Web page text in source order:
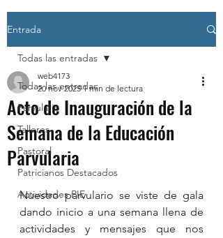
Entrada
Todas las entradas
Parvulario
Talleres
Pastoral
Patricianos Destacados
Actividades PIE
Todas las entradas
Acto de Inauguración de la
Semana de la Educación
Parvularia
web4173
20 nov 2025 1 min de lectura
Nuestro parvulario se viste de gala
dando inicio a una semana llena de
actividades y mensajes que nos